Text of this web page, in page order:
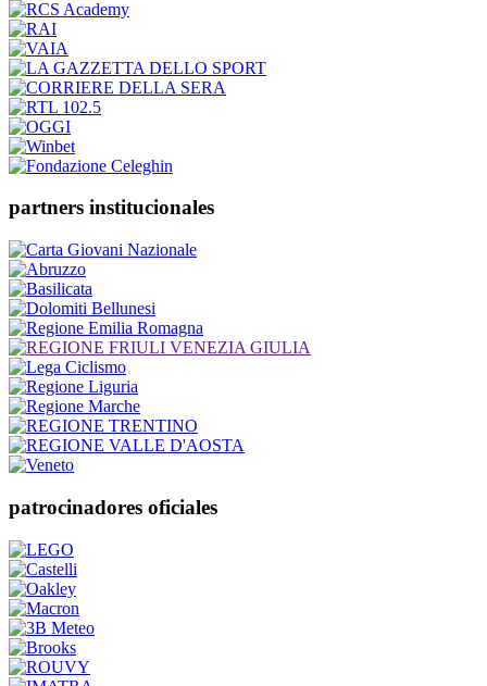
partners institucionales
patrocinadores oficiales